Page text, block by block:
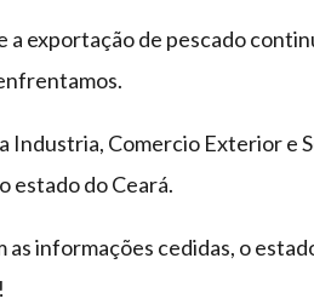
a exportação de pescado
Industria, Comercio Exterior e
estado do Ceará.
as informações cedidas, o